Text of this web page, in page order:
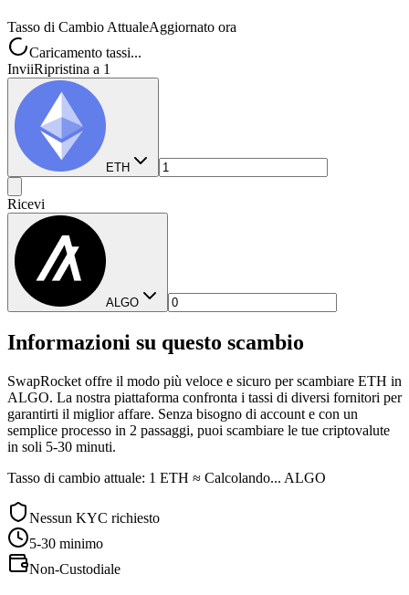
Tasso di Cambio AttualeAggiornato ora
Caricamento tassi...
InviiRipristina a 1
ETH
Ricevi
ALGO
Informazioni su questo scambio
SwapRocket offre il modo più veloce e sicuro per scambiare ETH in
ALGO. La nostra piattaforma confronta i tassi di diversi fornitori per
garantirti il miglior affare. Senza bisogno di account e con un
semplice processo in 2 passaggi, puoi scambiare le tue criptovalute
in soli 5-30 minuti.
Tasso di cambio attuale: 1 ETH ≈ Calcolando... ALGO
Nessun KYC richiesto
5-30 minimo
Non-Custodiale